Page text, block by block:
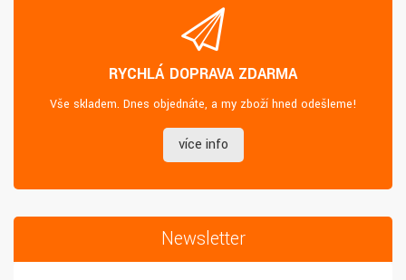
RYCHLÁ DOPRAVA ZDARMA
Vše skladem. Dnes objednáte, a my zboží hned odešleme!
více info
Newsletter